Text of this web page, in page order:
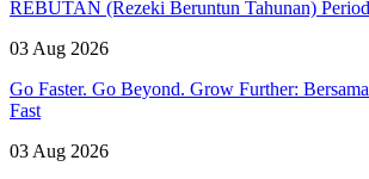
REBUTAN (Rezeki Beruntun Tahunan)
03 Aug 2026
Go Faster. Go Beyond. Grow Further:
Fast
03 Aug 2026